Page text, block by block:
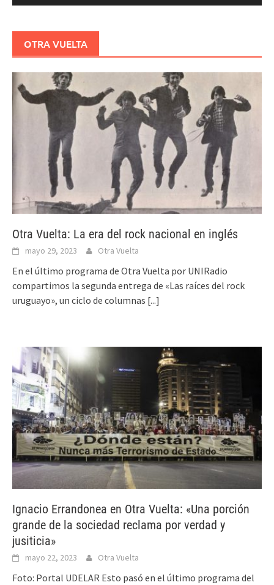
OTRA VUELTA
Otra Vuelta: La era del rock nacional en inglés
mayo 29, 2023 Otra Vuelta
En el último programa de Otra Vuelta por UNIRadio
compartimos la segunda entrega de «Las raíces del rock
uruguayo», un ciclo de columnas [...]
Ignacio Errandonea en Otra Vuelta: «Una porción
grande de la sociedad reclama por verdad y
jusiticia»
mayo 22, 2023 Otra Vuelta
Foto: Portal UDELAR Esto pasó en el último programa del